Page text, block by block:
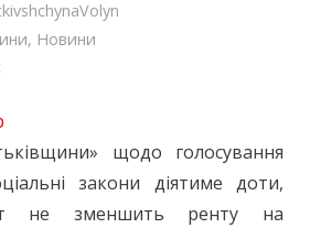
, Новини
щодо голосування
закони діятиме доти,
не зменшить ренту на